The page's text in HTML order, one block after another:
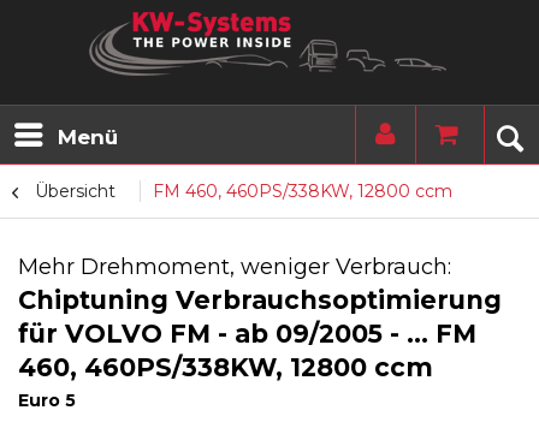
Menü
Übersicht FM 460, 460PS/338KW, 12800 ccm
Mehr Drehmoment, weniger Verbrauch:
Chiptuning Verbrauchsoptimierung
für VOLVO FM - ab 09/2005 - ... FM
460, 460PS/338KW, 12800 ccm
Euro 5